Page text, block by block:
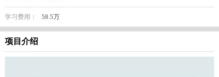
学习费用： 58.5万
项目介绍